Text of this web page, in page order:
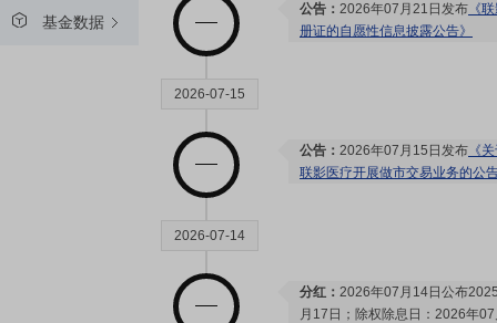
基金数据
公告： 2026年07月21日发布 《
册证的自愿性信息披露公告》
2026-07-15
公告： 2026年07月15日发布 《
联影医疗开展做市交易业务的公
2026-07-14
分红： 2026年07月14日公布
月17日；除权除息日：2026年